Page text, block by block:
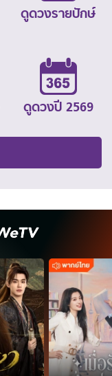
ดูดวงรายปักษ์
ดูดวงปี 2569